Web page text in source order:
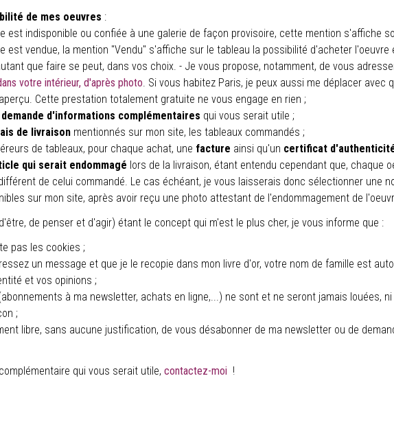
de mes oeuvres :
est indisponible ou confiée à une galerie de façon provisoire, cette mention s'affiche
est vendue, la mention "Vendu" s'affiche sur le tableau la possibilité d'acheter
que faire se peut, dans vos choix. - Je vous propose, notamment, de vous
votre intérieur, d'après photo. Si vous habitez Paris, je peux aussi me déplacer avec
Cette prestation totalement gratuite ne vous engage en rien ;
d'informations complémentaires qui vous serait utile ;
de livraison mentionnés sur mon site, les tableaux commandés ;
de tableaux, pour chaque achat, une facture ainsi qu'un certificat
qui serait endommagé lors de la livraison, étant entendu cependant que, chaque
de celui commandé. Le cas échéant, je vous laisserais donc sélectionner une
sur mon site, après avoir reçu une photo attestant de l'endommagement de
de penser et d'agir) étant le concept qui m'est le plus cher, je vous informe que :
pas les cookies ;
un message et que je le recopie dans mon livre d'or, votre nom de famille est
et vos opinions ;
à ma newsletter, achats en ligne,...) ne sont et ne seront jamais louées,
;
libre, sans aucune justification, de vous désabonner de ma newsletter ou de
qui vous serait utile, contactez-moi !